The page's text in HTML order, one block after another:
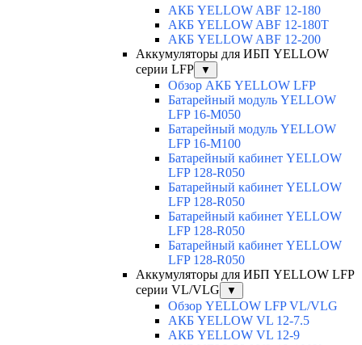
АКБ YELLOW ABF 12-180
АКБ YELLOW ABF 12-180Т
АКБ YELLOW ABF 12-200
Аккумуляторы для ИБП YELLOW
серии LFP
▼
Обзор АКБ YELLOW LFP
Батарейный модуль YELLOW
LFP 16-M050
Батарейный модуль YELLOW
LFP 16-M100
Батарейный кабинет YELLOW
LFP 128-R050
Батарейный кабинет YELLOW
LFP 128-R050
Батарейный кабинет YELLOW
LFP 128-R050
Батарейный кабинет YELLOW
LFP 128-R050
Аккумуляторы для ИБП YELLOW LFP
серии VL/VLG
▼
Обзор YELLOW LFP VL/VLG
АКБ YELLOW VL 12-7.5
АКБ YELLOW VL 12-9